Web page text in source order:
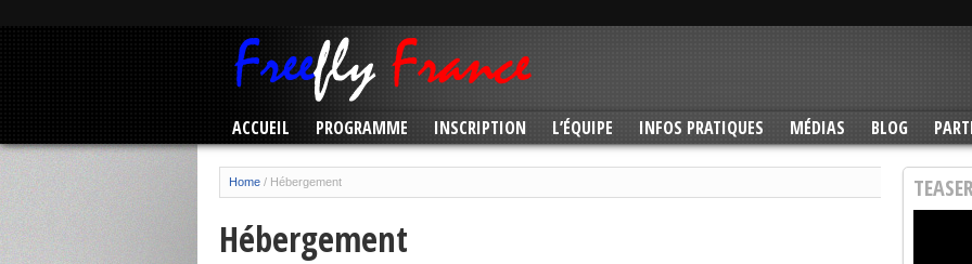
ACCUEIL PROGRAMME INSCRIPTION L’ÉQUIPE INFOS PRATIQUES MÉDIAS BLOG
Home / Hébergement
Hébergement